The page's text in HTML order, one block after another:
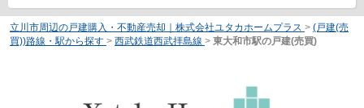
立川市周辺の戸建購入・不動産売却｜株式会社ユタカホームプラス > (戸建(売
買))路線・駅から探す > 西武鉄道西武拝島線 > 東大和市駅の戸建(売買)